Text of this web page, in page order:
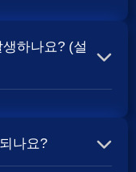
와 결합하여 가입
게 지급되는 경향
하나요? (설
상품 및 프로모션
나요?